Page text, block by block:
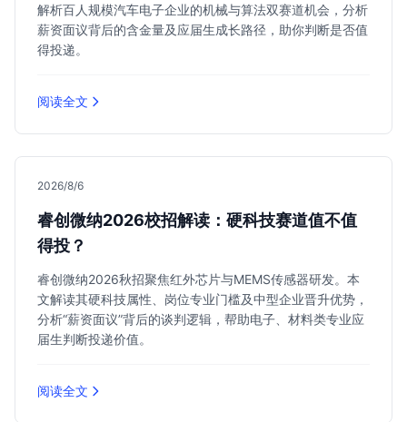
解析百人规模汽车电子企业的机械与算法双赛道机会，分析
薪资面议背后的含金量及应届生成长路径，助你判断是否值
得投递。
阅读全文
2026/8/6
睿创微纳2026校招解读：硬科技赛道值不值
得投？
睿创微纳2026秋招聚焦红外芯片与MEMS传感器研发。本
文解读其硬科技属性、岗位专业门槛及中型企业晋升优势，
分析“薪资面议”背后的谈判逻辑，帮助电子、材料类专业应
届生判断投递价值。
阅读全文